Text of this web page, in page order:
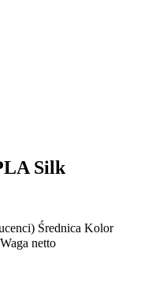
Silk
Średnica Kolor
Waga netto